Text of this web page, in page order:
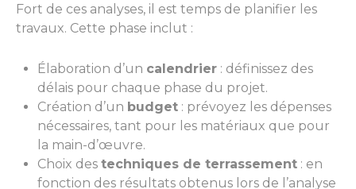
Fort de ces analyses, il est temps de planifier les
travaux. Cette phase inclut :
Élaboration d’un calendrier : définissez des
délais pour chaque phase du projet.
Création d’un budget : prévoyez les dépenses
nécessaires, tant pour les matériaux que pour
la main-d’œuvre.
Choix des techniques de terrassement : en
fonction des résultats obtenus lors de l’analyse